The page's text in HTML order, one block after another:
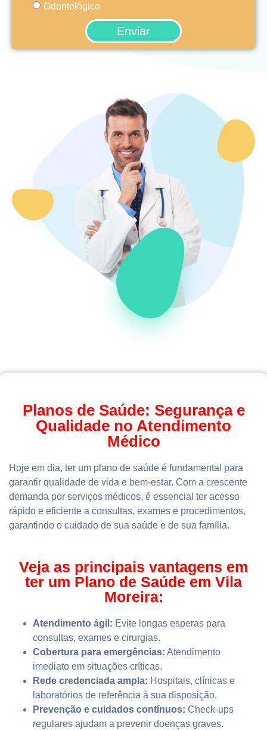
Odontológico
Enviar
Planos de Saúde: Segurança e
Qualidade no Atendimento
Médico
Hoje em dia, ter um plano de saúde é fundamental para
garantir qualidade de vida e bem-estar. Com a crescente
demanda por serviços médicos, é essencial ter acesso
rápido e eficiente a consultas, exames e procedimentos,
garantindo o cuidado de sua saúde e de sua família.
Veja as principais vantagens em
ter um Plano de Saúde em Vila
Moreira:
Atendimento ágil: Evite longas esperas para
consultas, exames e cirurgias.
Cobertura para emergências: Atendimento
imediato em situações críticas.
Rede credenciada ampla: Hospitais, clínicas e
laboratórios de referência à sua disposição.
Prevenção e cuidados contínuos: Check-ups
regulares ajudam a prevenir doenças graves.